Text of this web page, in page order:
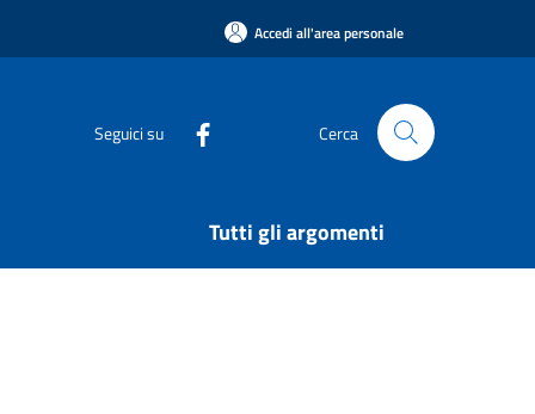
Accedi all'area personale
Seguici su Cerca
Tutti gli argomenti